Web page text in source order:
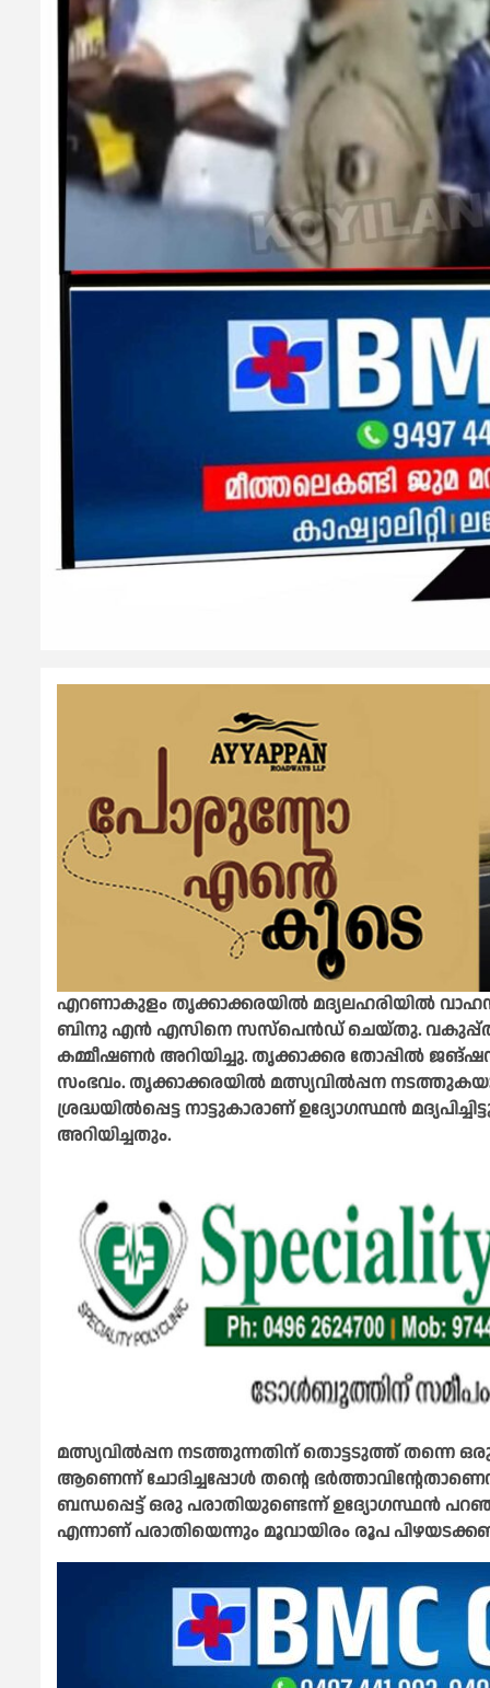
എറണാകുളം തൃക്കാക്കരയിൽ മദ്യലഹരിയിൽ
ബിനു എൻ എസിനെ സസ്പെൻഡ് ചെയ്തു.
കമ്മീഷണർ അറിയിച്ചു. തൃക്കാക്കര തോപ്പിൽ
സംഭവം. തൃക്കാക്കരയിൽ മത്സ്യവിൽപ്പന
ശ്രദ്ധയിൽപ്പെട്ട നാട്ടുകാരാണ് ഉദ്യോ​ഗസ്ഥൻ
അറിയിച്ചതും.
മത്സ്യവിൽപ്പന നടത്തുന്നതിന് തൊട്ടടുത്ത് തന്നെ
ആണെന്ന് ചോദിച്ചപ്പോൾ തന്റെ
ബന്ധപ്പെട്ട് ഒരു പരാതിയുണ്ടെന്ന് ഉദ്യോഗസ്ഥൻ
എന്നാണ് പരാതിയെന്നും മൂവായിരം രൂപ